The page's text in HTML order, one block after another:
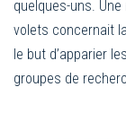
quelques-uns. Une
volets concernait la
le but d’apparier
groupes de